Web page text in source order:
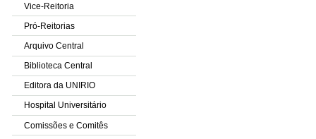
Vice-Reitoria
Pró-Reitorias
Arquivo Central
Biblioteca Central
Editora da UNIRIO
Hospital Universitário
Comissões e Comitês